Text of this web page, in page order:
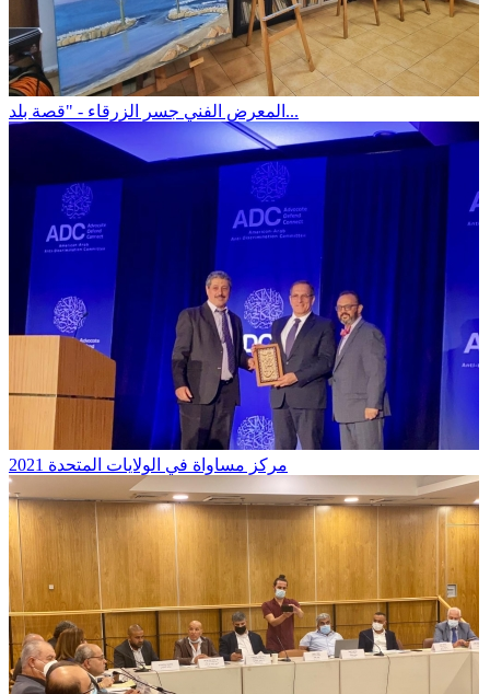
المعرض الفني جسر الزرقاء - "قصة بلد...
مركز مساواة في الولايات المتحدة 2021